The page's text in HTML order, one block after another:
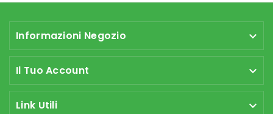
Informazioni Negozio 
Il Tuo Account 
Link Utili 